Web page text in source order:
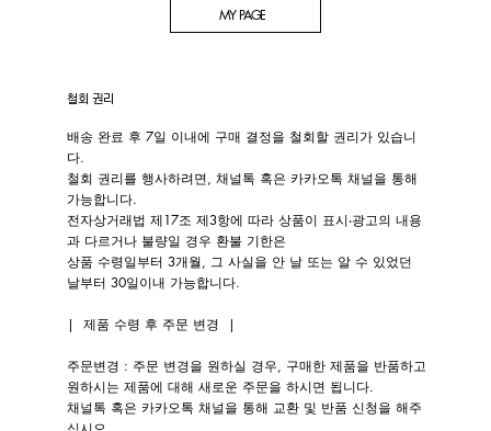
MY PAGE
​철회 권리
배송 완료 후 7일 이내에 구매 결정을 철회할 권리가 있습니
다.
철회 권리를 행사하려면, 채널톡 혹은 카카오톡 채널을 통해
가능합니다.
전자상거래법 제17조 제3항에 따라 상품이 표시‧광고의 내용
과 다르거나 불량일 경우 환불 기한은
상품 수령일부터 3개월, 그 사실을 안 날 또는 알 수 있었던
날부터 30일이내 가능합니다.
| 제품 수령 후 주문 변경 |
주문변경 : 주문 변경을 원하실 경우, 구매한 제품을 반품하고
원하시는 제품에 대해 새로운 주문을 하시면 됩니다.
채널톡 혹은 카카오톡 채널을 통해 교환 및 반품 신청을 해주